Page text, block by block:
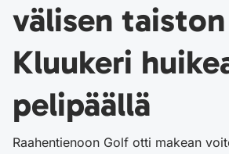
välisen
Kluukeri
pelipäällä
Raahentienoon Golf otti makean